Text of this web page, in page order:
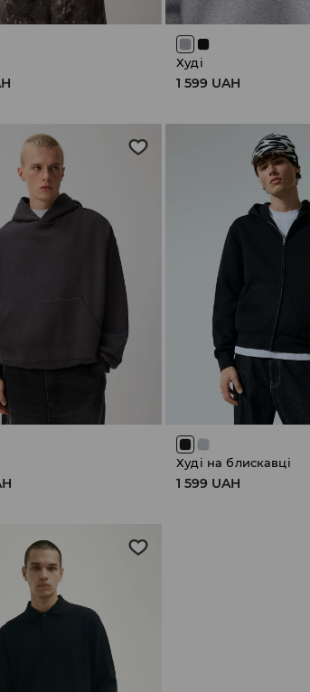
Худі
1 599 UAH
Худі на блискавці
1 599 UAH